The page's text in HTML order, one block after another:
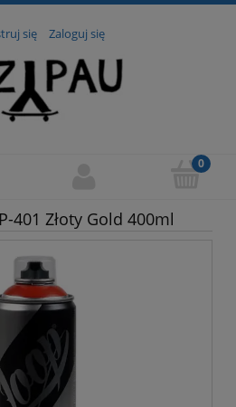
się Zaloguj się
401 Złoty Gold 400ml